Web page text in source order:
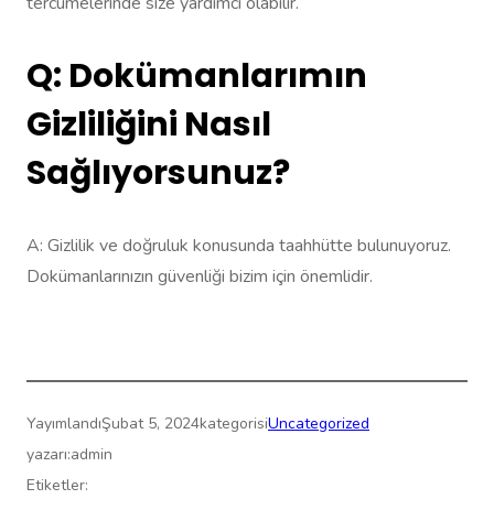
Q: Dokümanlarımın
Gizliliğini Nasıl
Sağlıyorsunuz?
A: Gizlilik ve doğruluk konusunda taahhütte bulunuyoruz.
Dokümanlarınızın güvenliği bizim için önemlidir.
YayımlandıŞubat 5, 2024kategorisiUncategorized
yazarı:admin
Etiketler: